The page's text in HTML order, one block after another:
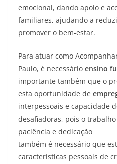
emocional, dando apoio e
familiares, ajudando a
promover o bem-estar.
Para atuar como
Paulo, é necessário ensino
importante também que o
esta oportunidade de
interpessoais e capacidade
desafiadoras, pois o
paciência e dedicação
também é necessário que
características pessoais de